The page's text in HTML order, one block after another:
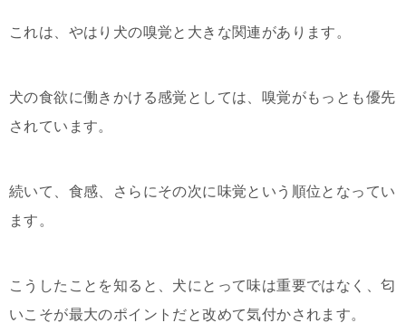
これは、やはり犬の嗅覚と大きな関連があります。
犬の食欲に働きかける感覚としては、嗅覚がもっとも優先
されています。
続いて、食感、さらにその次に味覚という順位となってい
ます。
こうしたことを知ると、犬にとって味は重要ではなく、匂
いこそが最大のポイントだと改めて気付かされます。